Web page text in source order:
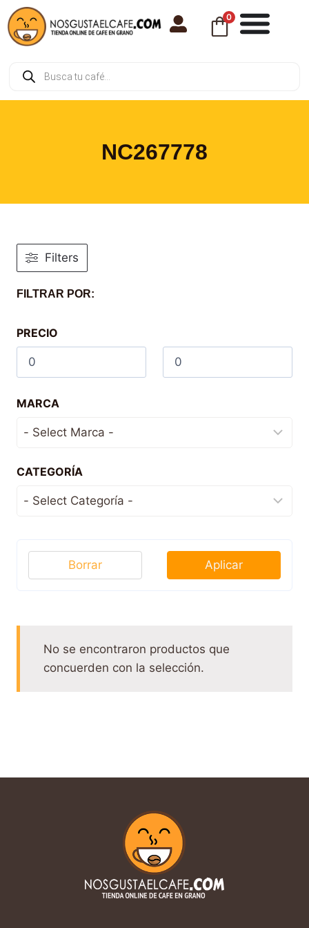
0
NC267778
No se encontraron productos que
concuerden con la selección.
Filters
FILTRAR POR:
PRECIO
MARCA
CATEGORÍA
Aplicar
Borrar